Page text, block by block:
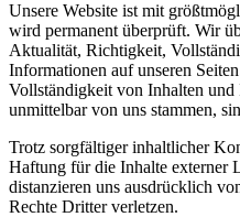
Unsere Website ist mit
wird permanent überprüft. Wir
Aktualität, Richtigkeit,
Informationen auf unseren
Vollständigkeit von Inhalten
unmittelbar von uns stammen,
Trotz sorgfältiger inhaltlicher
Haftung für die Inhalte externer
distanzieren uns ausdrücklich
Rechte Dritter verletzen.